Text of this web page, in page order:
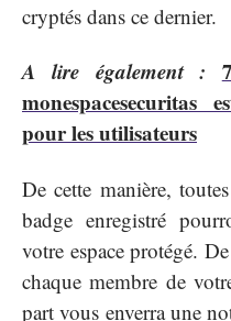
cryptés dans ce dernier.
A lire également :
monespacesecuritas
pour les utilisateurs
De cette manière,
badge enregistré
votre espace protégé.
chaque membre de
part vous enverra une